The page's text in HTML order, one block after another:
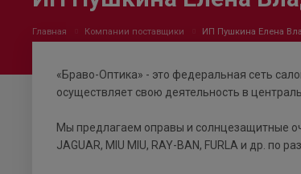
Главная Компании поставщики ИП Пушкина Елена
«Браво-Оптика» - это федеральная сеть
осуществляет свою деятельность в
Мы предлагаем оправы и солнцезащитные
JAGUAR, MIU MIU, RAY-BAN, FURLA и др. по